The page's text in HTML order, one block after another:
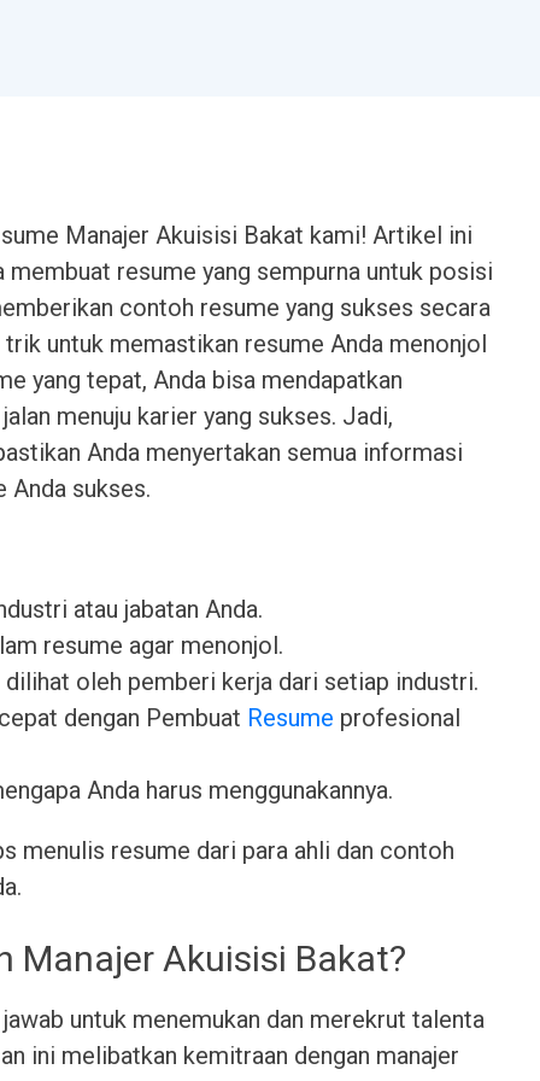
Manajer Akuisisi Bakat kami! Artikel ini
resume yang sempurna untuk posisi
contoh resume yang sukses secara
untuk memastikan resume Anda menonjol
yang tepat, Anda bisa mendapatkan
menuju karier yang sukses. Jadi,
Anda menyertakan semua informasi
Anda sukses.
atau jabatan Anda.
resume agar menonjol.
oleh pemberi kerja dari setiap industri.
dengan Pembuat Resume profesional
Anda harus menggunakannya.
menulis resume dari para ahli dan contoh
Manajer Akuisisi Bakat?
untuk menemukan dan merekrut talenta
ini melibatkan kemitraan dengan manajer